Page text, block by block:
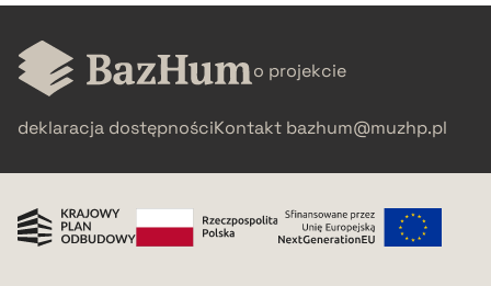
pobierz cytat o projekcie
deklaracja dostępnościKontakt bazhum@muzhp.pl